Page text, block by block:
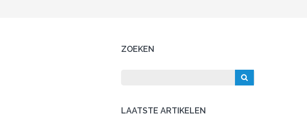
ZOEKEN
LAATSTE ARTIKELEN